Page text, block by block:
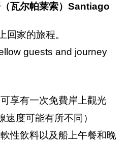
瓦尔帕莱索） Santiago
回家的旅程。
guests and journey
享有一次免費岸上觀光
速度可能有所不同）
性飲料以及船上午餐和晚